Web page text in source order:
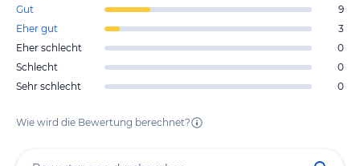
Gut
9
Eher gut
3
Eher schlecht
0
Schlecht
0
Sehr schlecht
0
Wie wird die Bewertung berechnet?